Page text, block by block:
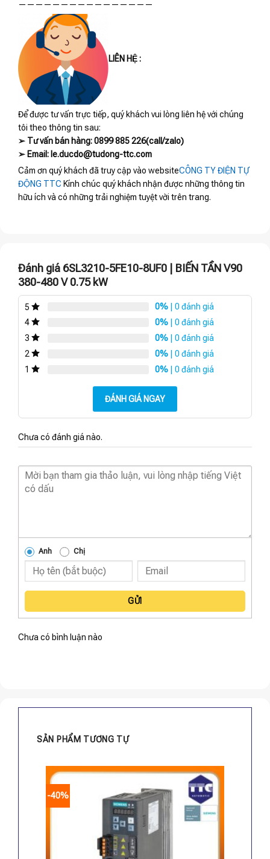
————————————————
LIÊN HỆ :
Để được tư vấn trực tiếp, quý khách vui lòng liên hệ với chúng
tôi theo thông tin sau:
➢ Tư vấn bán hàng: 0899 885 226(call/zalo)
➢ Email: le.ducdo@tudong-ttc.com
Cảm ơn quý khách đã truy cập vào websiteCÔNG TY ĐIỆN TỰ
ĐỘNG TTC Kính chúc quý khách nhận được những thông tin
hữu ích và có những trải nghiệm tuyệt vời trên trang.
Đánh giá 6SL3210-5FE10-8UF0 | BIẾN TẦN V90
380-480 V 0.75 kW
5 0% | 0 đánh giá
4
0% | 0 đánh giá
3
0% | 0 đánh giá
2
0% | 0 đánh giá
1
0% | 0 đánh giá
ĐÁNH GIÁ NGAY
Chưa có đánh giá nào.
Anh Chị
GỬI
Chưa có bình luận nào
SẢN PHẨM TƯƠNG TỰ
-40%